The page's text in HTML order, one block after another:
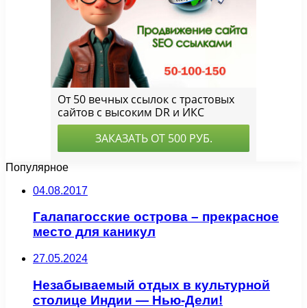
Популярное
04.08.2017
Галапагосские острова – прекрасное
место для каникул
27.05.2024
Незабываемый отдых в культурной
столице Индии — Нью-Дели!